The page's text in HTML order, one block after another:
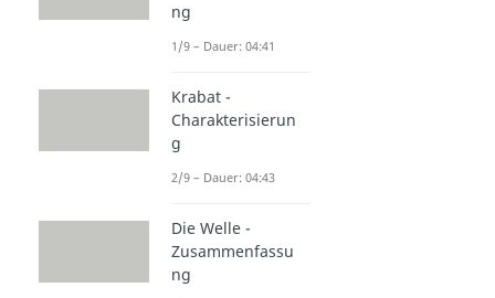
ng
1/9 – Dauer: 04:41
Krabat -
Charakterisierun
g
2/9 – Dauer: 04:43
Die Welle -
Zusammenfassu
ng